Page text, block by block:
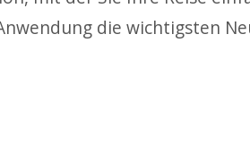
die wichtigsten